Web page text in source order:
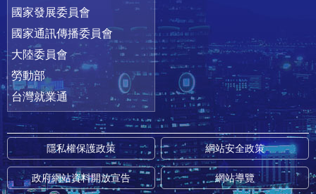
國家發展委員會
國家通訊傳播委員會
大陸委員會
勞動部
台灣就業通
隱私權保護政策 網站安全政策
政府網站資料開放宣告 網站導覽